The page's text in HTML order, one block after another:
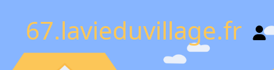
67.lavieduvillage.fr